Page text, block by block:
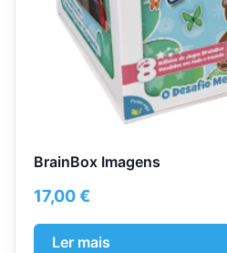
BrainBox Imagens
17,00€
Ler mais